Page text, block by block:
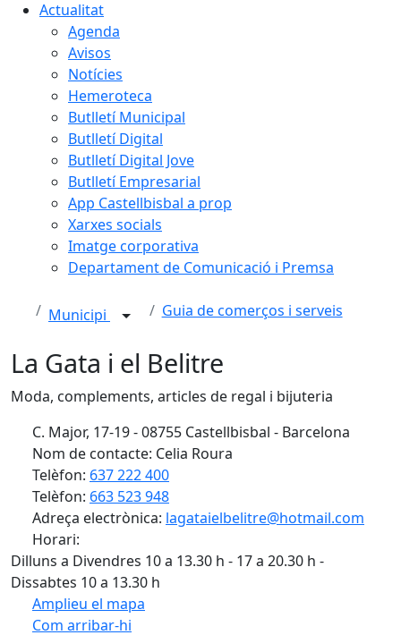
Actualitat
Agenda
Avisos
Notícies
Hemeroteca
Butlletí Municipal
Butlletí Digital
Butlletí Digital Jove
Butlletí Empresarial
App Castellbisbal a prop
Xarxes socials
Imatge corporativa
Departament de Comunicació i Premsa
Municipi Guia de comerços i serveis
La Gata i el Belitre
Moda, complements, articles de regal i bijuteria
C. Major, 17-19 - 08755 Castellbisbal - Barcelona
Nom de contacte: Celia Roura
Telèfon: 637 222 400
Telèfon: 663 523 948
Adreça electrònica: lagataielbelitre@hotmail.com
Horari:
Dilluns a Divendres 10 a 13.30 h - 17 a 20.30 h -
Dissabtes 10 a 13.30 h
Amplieu el mapa
Com arribar-hi